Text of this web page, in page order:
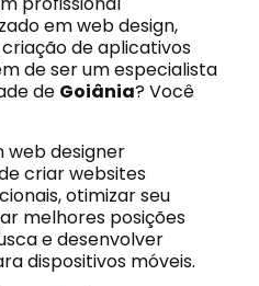
em web design,
de aplicativos
de ser um especialista
de Goiânia? Você
web designer
criar websites
otimizar seu
melhores posições
e desenvolver
dispositivos móveis.